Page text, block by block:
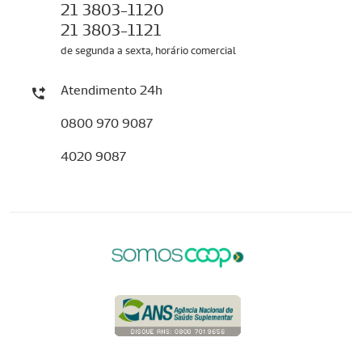
21 3803-1120
21 3803-1121
de segunda a sexta, horário comercial
Atendimento 24h
0800 970 9087
4020 9087